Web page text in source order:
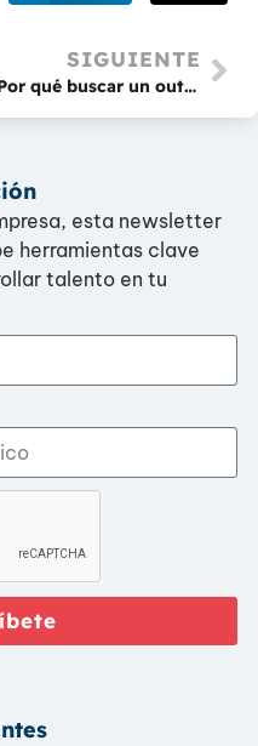
SIGUIENTE
¿Por qué buscar un outsourcing para la selección de personal?
esta newsletter
herramientas clave
talento en tu